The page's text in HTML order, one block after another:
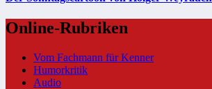
Online-Rubriken
Vom Fachmann für Kenner
Humorkritik
Audio